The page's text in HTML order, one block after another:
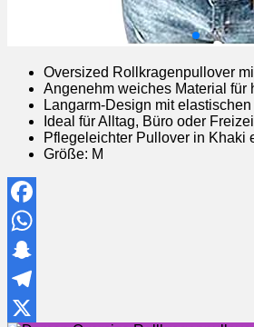
Oversized Rollkragenpullover
Angenehm weiches Material für
Langarm-Design mit
Ideal für Alltag, Büro oder
Pflegeleichter Pullover in Khaki
Größe: M
Facebook
WhatsApp
Snapchat
Telegram